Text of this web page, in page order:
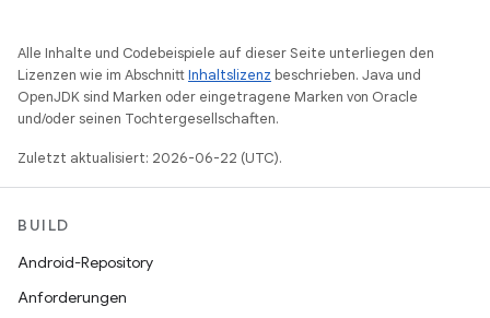
Alle Inhalte und Codebeispiele auf dieser Seite unterliegen den
Lizenzen wie im AbschnittInhaltslizenz beschrieben. Java und
OpenJDK sind Marken oder eingetragene Marken von Oracle
und/oder seinen Tochtergesellschaften.
Zuletzt aktualisiert: 2026-06-22 (UTC).
BUILD
Android-Repository
Anforderungen